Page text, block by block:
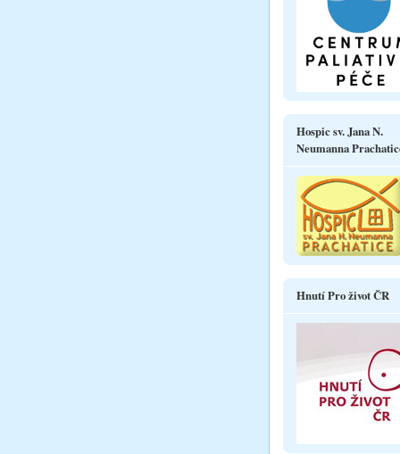
Hospic sv. Jana N.
Neumanna
Hnutí Pro život ČR